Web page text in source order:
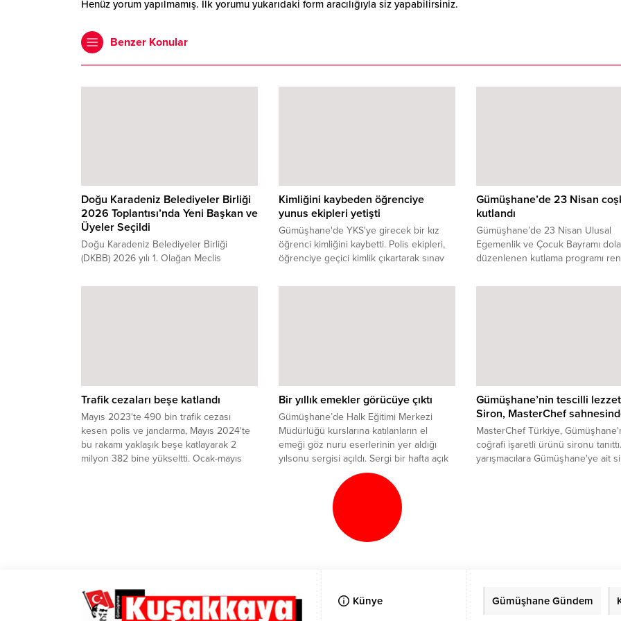
Henüz yorum yapılmamış. İlk yorumu yukarıdaki form aracılığıyla siz yapabilirsiniz.
Benzer Konular
Doğu Karadeniz Belediyeler Birliği
2026 Toplantısı’nda Yeni Başkan ve
Üyeler Seçildi
Doğu Karadeniz Belediyeler Birliği
(DKBB) 2026 yılı 1. Olağan Meclis
katılımıyla gerçekleştirildi. Gümüşhane
Kimliğini kaybeden öğrenciye
yunus ekipleri yetişti
Gümüşhane'de YKS'ye girecek bir kız
öğrenci kimliğini kaybetti. Polis ekipleri,
öğrenciye geçici kimlik çıkartarak sınav
zamanında sınavına girmesine yardımcı
Gümüşhane’de 23 Nisan
kutlandı
Gümüşhane’de 23 Nisan Ulusal
Egemenlik ve Çocuk Bayramı
düzenlenen kutlama programı
Trafik cezaları beşe katlandı
Mayıs 2023'te 490 bin trafik cezası
kesen polis ve jandarma, Mayıs 2024'te
bu rakamı yaklaşık beşe katlayarak 2
milyon 382 bine yükseltti. Ocak-mayıs
Bir yıllık emekler görücüye çıktı
Gümüşhane’de Halk Eğitimi Merkezi
Müdürlüğü kurslarına katılanların el
emeği göz nuru eserlerinin yer aldığı
yılsonu sergisi açıldı. Sergi bir hafta açık
Gümüşhane’nin tescilli
Siron, MasterChef
MasterChef Türkiye,
coğrafi işaretli ürünü sironu
yarışmacılara Gümüşhane'ye ait
Künye Gümüşhane Gündem